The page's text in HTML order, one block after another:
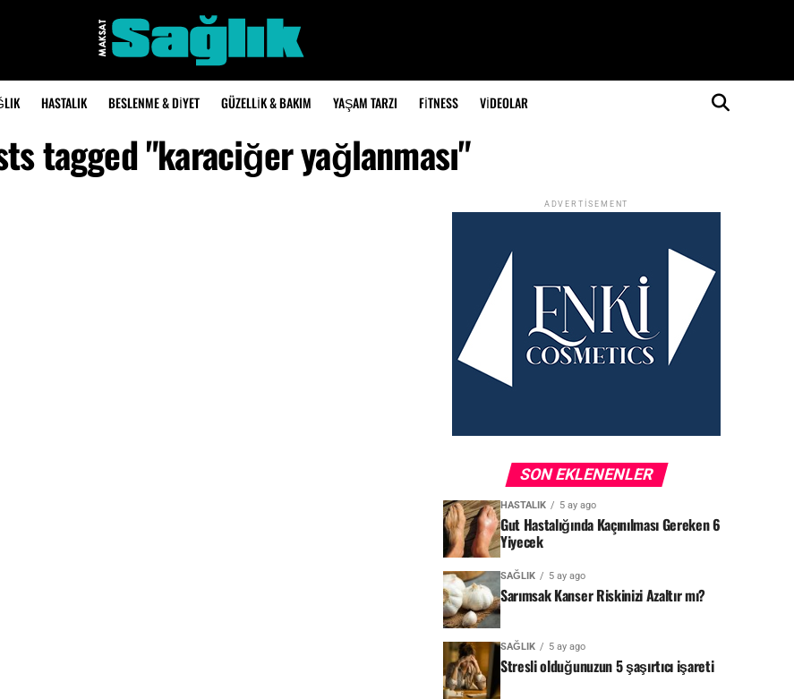
HASTALIK BESLENME & DIYET GÜZELLIK & BAKIM YAŞAM TARZI FITNESS VIDEOLAR
tagged "karaciğer yağlanması"
ADVERTISEMENT
SON EKLENENLER
HASTALIK 5 ay ago
Gut Hastalığında Kaçınılması Gereken 6
Yiyecek
SAĞLIK 5 ay ago
Sarımsak Kanser Riskinizi Azaltır mı?
SAĞLIK 5 ay ago
Stresli olduğunuzun 5 şaşırtıcı işareti